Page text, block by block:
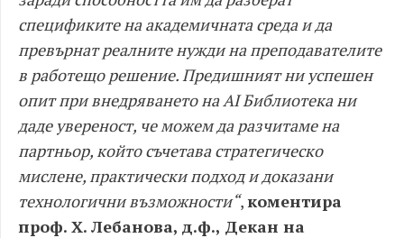
спецификите на академичната среда и да
превърнат реалните нужди на преподавателите
в работещо решение. Предишният ни успешен
опит при внедряването на AI Библиотека ни
даде увереност, че можем да разчитаме на
партньор, който съчетава стратегическо
мислене, практически подход и доказани
технологични възможности“,коментира
проф. Х. Лебанова, д.ф., Декан на